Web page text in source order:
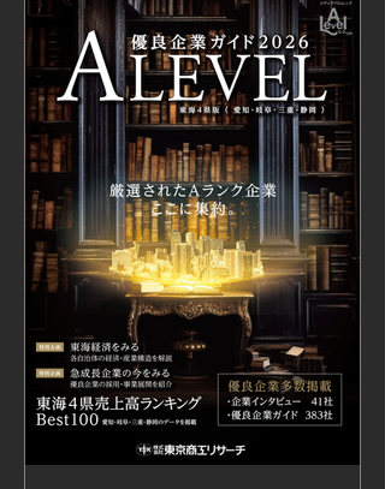
スマートファクトリー #ロボットSier #コスモ技研